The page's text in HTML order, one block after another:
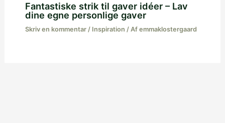
Fantastiske strik til gaver idéer – Lav
dine egne personlige gaver
Skriv en kommentar / Inspiration / Af emmaklostergaard